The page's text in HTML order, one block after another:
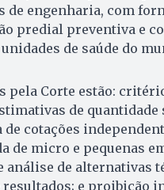
de engenharia, com
predial preventiva e
de saúde do
pela Corte estão:
de quantidade
cotações
de micro e pequenas
análise de alternativas
e proibição